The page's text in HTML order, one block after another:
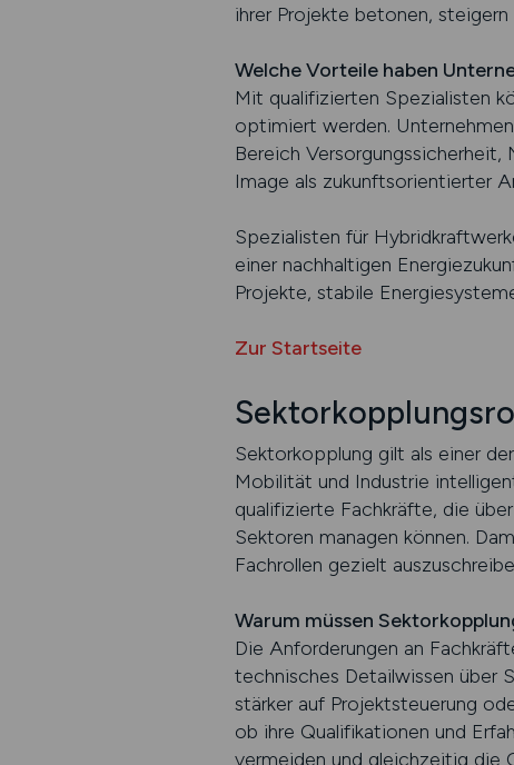
ihrer Projekte betonen,
Welche Vorteile haben
Mit qualifizierten Spezialisten
optimiert werden.
Bereich
Image als zukunftsorientierter
Spezialisten für
einer nachhaltigen
Projekte, stabile
Zur Startseite
Sektorkopplung gilt als einer
Mobilität und Industrie
qualifizierte Fachkräfte, die
Sektoren managen können.
Fachrollen gezielt
Warum müssen
Die Anforderungen an
technisches Detailwissen über
stärker auf Projektsteuerung
ob ihre Qualifikationen und
vermeiden und gleichzeitig die